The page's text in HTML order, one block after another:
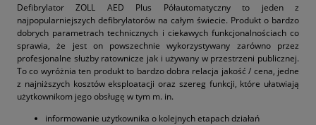
Defibrylator ZOLL AED Plus Półautomatyczny to jeden z
najpopularniejszych defibrylatorów na całym świecie. Produkt o bardzo
dobrych parametrach technicznych i ciekawych funkcjonalnościach co
sprawia, że jest on powszechnie wykorzystywany zarówno przez
profesjonalne służby ratownicze jak i używany w przestrzeni publicznej.
To co wyróżnia ten produkt to bardzo dobra relacja jakość / cena, jedne
z najniższych kosztów eksploatacji oraz szereg funkcji, które ułatwiają
użytkownikom jego obsługę w tym m. in.
informowanie użytkownika o kolejnych etapach działań